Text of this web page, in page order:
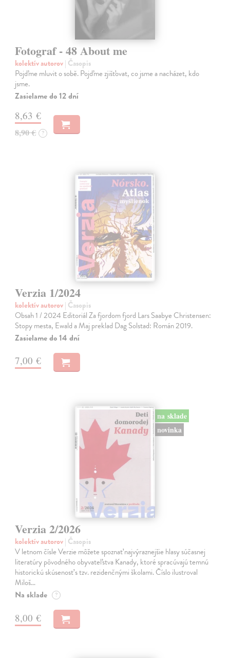
Fotograf - 48 About me
kolektív autorov| Časopis
Pojďme mluvit o sobě. Pojďme zjišťovat, co jsme a nacházet, kdo
jsme.
Zasielame do 12 dní
8,63 €
8,90 € ?
Verzia 1/2024
kolektív autorov| Časopis
Obsah 1 / 2024 Editoriál Za fjordom fjord Lars Saabye Christensen:
Stopy mesta, Ewald a Maj preklad Dag Solstad: Román 2019.
Zasielame do 14 dní
7,00 €
na sklade
novinka
Verzia 2/2026
kolektív autorov| Časopis
V letnom čísle Verzie môžete spoznať najvýraznejšie hlasy súčasnej
literatúry pôvodného obyvateľstva Kanady, ktoré spracúvajú temnú
historickú skúsenosť s tzv. rezidenčnými školami. Číslo ilustroval
Miloš…
Na sklade ?
8,00 €